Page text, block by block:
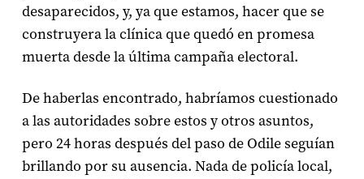
desaparecidos, y, ya que estamos, hacer que se
construyera la clínica que quedó en promesa
muerta desde la última campaña electoral.
De haberlas encontrado, habríamos cuestionado
a las autoridades sobre estos y otros asuntos,
pero 24 horas después del paso de Odile seguían
brillando por su ausencia. Nada de policía local,